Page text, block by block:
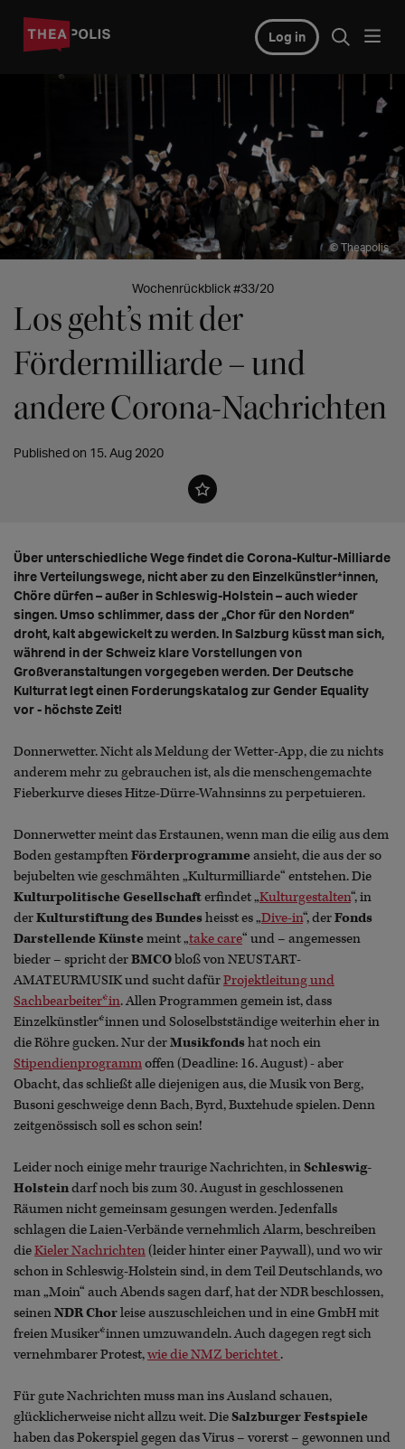
Log in
© Theapolis
Wochenrückblick #33/20
Los geht’s mit der
Fördermilliarde – und
andere Corona-Nachrichten
Published on 15. Aug 2020
Über unterschiedliche Wege findet die Corona-Kultur-Milliarde
ihre Verteilungswege, nicht aber zu den Einzelkünstler*innen,
Chöre dürfen – außer in Schleswig-Holstein – auch wieder
singen. Umso schlimmer, dass der „Chor für den Norden“
droht, kalt abgewickelt zu werden. In Salzburg küsst man sich,
während in der Schweiz klare Vorstellungen von
Großveranstaltungen vorgegeben werden. Der Deutsche
Kulturrat legt einen Forderungskatalog zur Gender Equality
vor - höchste Zeit!
Donnerwetter. Nicht als Meldung der Wetter-App, die zu nichts
anderem mehr zu gebrauchen ist, als die menschengemachte
Fieberkurve dieses Hitze-Dürre-Wahnsinns zu perpetuieren.
Donnerwetter meint das Erstaunen, wenn man die eilig aus dem
Boden gestampftenFörderprogrammeansieht, die aus der so
bejubelten wie geschmähten „Kulturmilliarde“ entstehen. Die
Kulturpolitische Gesellschafterfindet „Kulturgestalten“, in
derKulturstiftung des Bundesheisst es „Dive-in“, derFonds
Darstellende Künstemeint „take care“ und – angemessen
bieder – spricht derBMCObloß von NEUSTART-
AMATEURMUSIK und sucht dafürProjektleitung und
Sachbearbeiter*in. Allen Programmen gemein ist, dass
Einzelkünstler*innen und Soloselbstständige weiterhin eher in
die Röhre gucken. Nur derMusikfondshat noch ein
Stipendienprogrammoffen (Deadline: 16. August) - aber
Obacht, das schließt alle diejenigen aus, die Musik von Berg,
Busoni geschweige denn Bach, Byrd, Buxtehude spielen. Denn
zeitgenössisch soll es schon sein!
Leider noch einige mehr traurige Nachrichten, inSchleswig-
Holsteindarf noch bis zum 30. August in geschlossenen
Räumen nicht gemeinsam gesungen werden. Jedenfalls
schlagen die Laien-Verbände vernehmlich Alarm, beschreiben
dieKieler Nachrichten(leider hinter einer Paywall), und wo wir
schon in Schleswig-Holstein sind, in dem Teil Deutschlands, wo
man „Moin“ auch Abends sagen darf, hat der NDR beschlossen,
seinenNDR Chorleise auszuschleichen und in eine GmbH mit
freien Musiker*innen umzuwandeln. Auch dagegen regt sich
vernehmbarer Protest,wie die NMZ berichtet .
Für gute Nachrichten muss man ins Ausland schauen,
glücklicherweise nicht allzu weit. DieSalzburger Festspiele
haben das Pokerspiel gegen das Virus – vorerst – gewonnen und